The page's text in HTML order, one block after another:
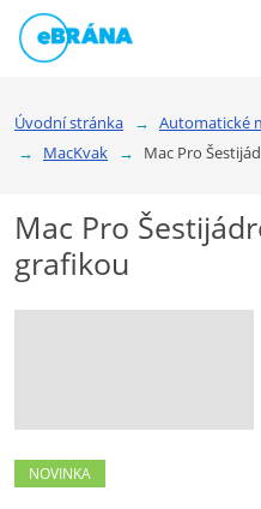
Úvodní stránka Automatické
MacKvak
Mac Pro
Mac Pro
grafikou
NOVINKA